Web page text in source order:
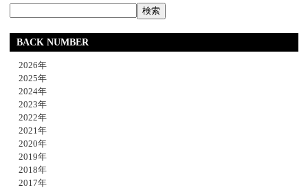
BACK NUMBER
2026年
2025年
2024年
2023年
2022年
2021年
2020年
2019年
2018年
2017年